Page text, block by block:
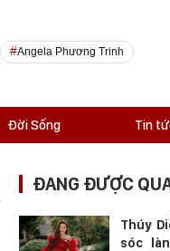
Angela Phương Trinh
Đời Sống Tin
ĐANG ĐƯỢC
Thúy
sóc